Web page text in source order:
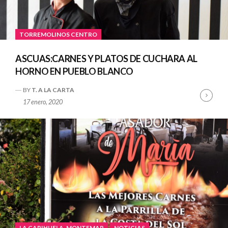
TORREMOLINOS CENTRO
ASCUAS:CARNES Y PLATOS DE CUCHARA AL
HORNO EN PUEBLO BLANCO
BY T. A LA CARTA
17 enero, 2020